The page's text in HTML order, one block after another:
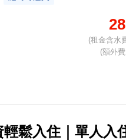
(租金含水
(額外
鬆入住｜單人入